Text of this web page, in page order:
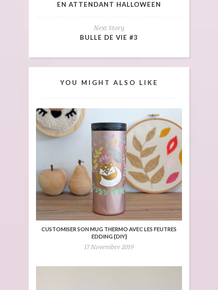
EN ATTENDANT HALLOWEEN
Next Story
BULLE DE VIE #3
YOU MIGHT ALSO LIKE
CUSTOMISER SON MUG THERMO AVEC LES FEUTRES
EDDING {DIY}
17 Novembre 2019